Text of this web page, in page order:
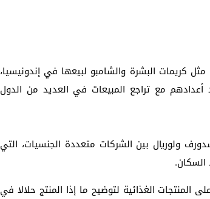
كريمات البشرة والشامبو لبيعها في إندونيسيا،
مع تراجع المبيعات في العديد من الدول
ولوريال بين الشركات متعددة الجنسيات، التي
الغذائية لتوضيح ما إذا المنتج حلالا في